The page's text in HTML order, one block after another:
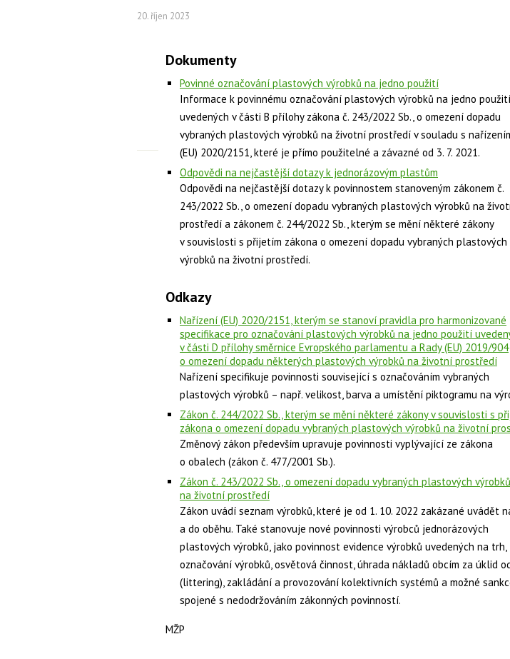
20. říjen 2023
Dokumenty
Povinné označování plastových výrobků na jedno použití
Informace k povinnému označování plastových výrobků na jedno použití
uvedených v části B přílohy zákona č. 243/2022 Sb., o omezení dopadu
vybraných plastových výrobků na životní prostředí v souladu s
(EU) 2020/2151, které je přímo použitelné a závazné od 3. 7. 2021.
Odpovědi na nejčastější dotazy k jednorázovým plastům
Odpovědi na nejčastější dotazy k povinnostem stanoveným zákonem č.
243/2022 Sb., o omezení dopadu vybraných plastových výrobků na
prostředí a zákonem č. 244/2022 Sb., kterým se mění některé zákony
v souvislosti s přijetím zákona o omezení dopadu vybraných plastových
výrobků na životní prostředí.
Odkazy
Nařízení (EU) 2020/2151, kterým se stanoví pravidla pro harmonizované
specifikace pro označování plastových výrobků na jedno použití
v části D přílohy směrnice Evropského parlamentu a Rady (EU) 2019/904
o omezení dopadu některých plastových výrobků na životní prostředí
Nařízení specifikuje povinnosti související s označováním vybraných
plastových výrobků – např. velikost, barva a umístění piktogramu na
Zákon č. 244/2022 Sb., kterým se mění některé zákony v souvislosti s
zákona o omezení dopadu vybraných plastových výrobků na životní
Změnový zákon především upravuje povinnosti vyplývající ze zákona
o obalech (zákon č. 477/2001 Sb.).
Zákon č. 243/2022 Sb., o omezení dopadu vybraných plastových výrobků
na životní prostředí
Zákon uvádí seznam výrobků, které je od 1. 10. 2022 zakázané uvádět
a do oběhu. Také stanovuje nové povinnosti výrobců jednorázových
plastových výrobků, jako povinnost evidence výrobků uvedených na trh,
označování výrobků, osvětová činnost, úhrada nákladů obcím za úklid
(littering), zakládání a provozování kolektivních systémů a možné
spojené s nedodržováním zákonných povinností.
MŽP